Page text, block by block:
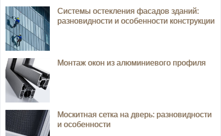
Системы остекления фасадов зданий:
разновидности и особенности конструкции
Монтаж окон из алюминиевого профиля
Москитная сетка на дверь: разновидности
и особенности